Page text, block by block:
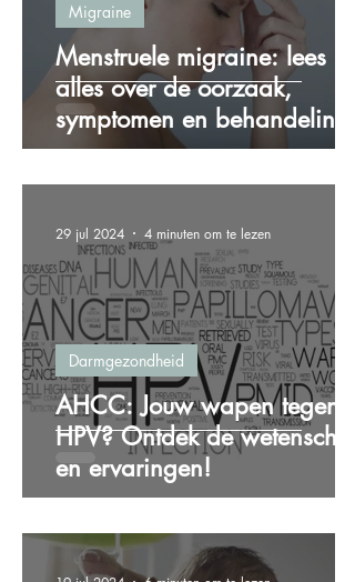
Menstruele migraine: lees
alles over de oorzaak,
symptomen en behandeling!
Migraine
AHCC: Jouw wapen tegen
HPV? Ontdek de wetenschap
en ervaringen!
Darmgezondheid
29 jul 2024 4 minuten om te lezen